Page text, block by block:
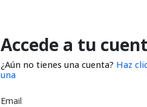
Accede a tu
¿Aún no tienes una cuenta? Haz
una
Email